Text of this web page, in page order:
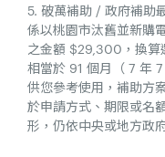
5. 破萬補助 / 政府補助
係以桃園市汰舊並新購
之金額 $29,300，換算
相當於 91 個月（ 7 年
供您參考使用，補助方
於申請方式、期限或名
形，仍依中央或地方政